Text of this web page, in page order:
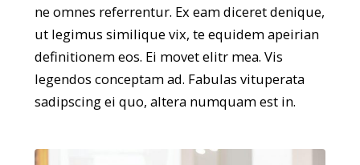
ne omnes referrentur. Ex eam diceret denique,
ut legimus similique vix, te equidem apeirian
definitionem eos. Ei movet elitr mea. Vis
legendos conceptam ad. Fabulas vituperata
sadipscing ei quo, altera numquam est in.